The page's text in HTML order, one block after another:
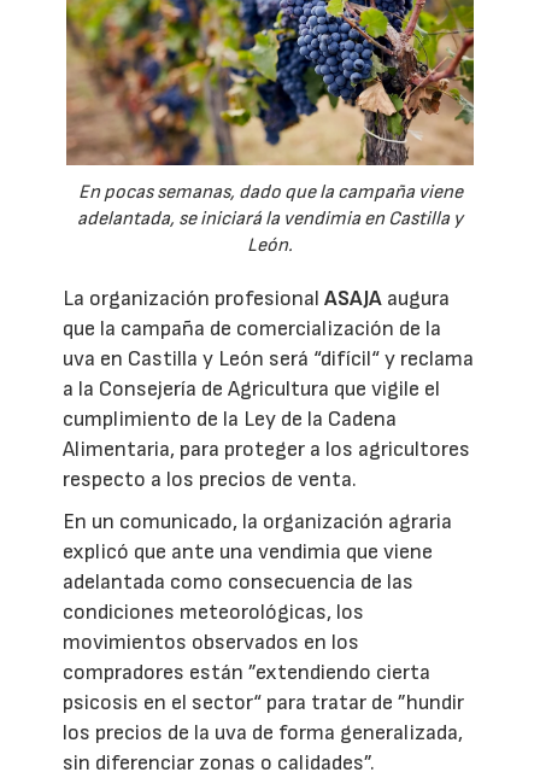
En pocas semanas, dado que la campaña viene
adelantada, se iniciará la vendimia en Castilla y
León.
La organización profesionalASAJA augura
que la campaña de comercialización de la
uva en Castilla y León será “difícil“ y reclama
a la Consejería de Agricultura que vigile el
cumplimiento de la Ley de la Cadena
Alimentaria, para proteger a los agricultores
respecto a los precios de venta.
En un comunicado, la organización agraria
explicó que ante una vendimia que viene
adelantada como consecuencia de las
condiciones meteorológicas, los
movimientos observados en los
compradores están ”extendiendo cierta
psicosis en el sector“ para tratar de ”hundir
los precios de la uva de forma generalizada,
sin diferenciar zonas o calidades”.